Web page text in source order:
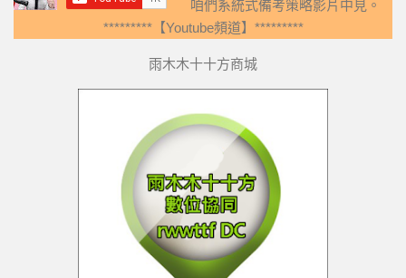
咱們系統式備考策略影片中見。
*********【Youtube頻道】*********
雨木木十十方商城